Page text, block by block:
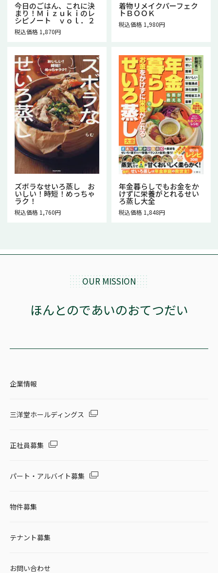
今日のごはん、これに決
まり！Ｍｉｚｕｋｉのレ
シピノート ｖｏｌ．２
税込価格 1,870円
着物リメイクパーフェク
トＢＯＯＫ
税込価格 1,980円
ズボラなせいろ蒸し お
いしい！時短！めっちゃ
ラク！
税込価格 1,760円
年金暮らしでもお金をか
けずに栄養がとれるせい
ろ蒸し大全
税込価格 1,848円
OUR MISSION
ほんとのであいのおてつだい
企業情報
三洋堂ホールディングス
正社員募集
パート・アルバイト募集
物件募集
テナント募集
お問い合わせ